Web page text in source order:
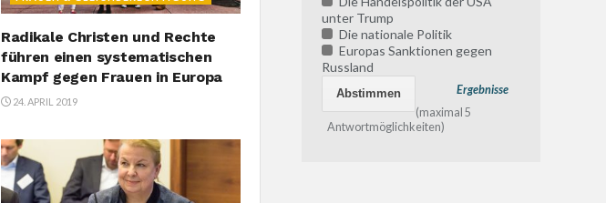
Radikale Christen und Rechte
führen einen systematischen
Kampf gegen Frauen in Europa
24. APRIL 2019
unter Trump
Die nationale Politik
Europas Sanktionen gegen
Russland
Ergebnisse
(maximal 5
Antwortmöglichkeiten)